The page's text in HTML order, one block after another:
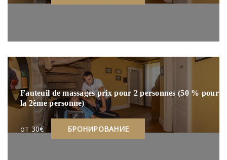
Fauteuil de massages prix pour 2 personnes (50 % pour
la 2ème personne)
oт 30€ БРОНИРОВАНИЕ